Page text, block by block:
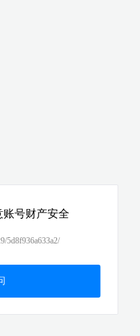
账号财产安全
5d8f936a633a2/